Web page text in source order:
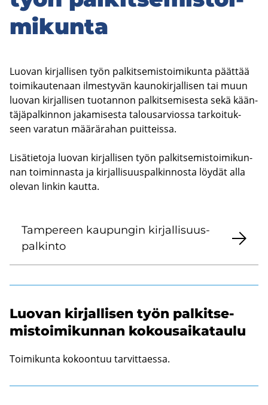
mi­kun­ta
Luo­van kir­jal­li­sen työn pal­kit­se­mis­toi­mi­kun­ta päät­tää
toi­mi­kau­te­naan il­mes­ty­vän kau­no­kir­jal­li­sen tai muun
luo­van kir­jal­li­sen tuo­tan­non pal­kit­se­mi­ses­ta sekä kään­
tä­jä­pal­kin­non ja­ka­mi­ses­ta ta­lous­ar­vios­sa tar­koi­tuk­
seen va­ra­tun mää­rä­ra­han puit­teis­sa.
Li­sä­tie­to­ja luo­van kir­jal­li­sen työn pal­kit­se­mis­toi­mi­kun­
nan toi­min­nas­ta ja kir­jal­li­suus­pal­kin­nos­ta löy­dät alla
ole­van lin­kin kaut­ta.
Tam­pe­reen kau­pun­gin kir­jal­li­suus­
pal­kin­to
Luo­van kir­jal­li­sen työn pal­kit­se­
mis­toi­mi­kun­nan ko­kousai­ka­tau­lu
Toi­mi­kun­ta ko­koon­tuu tar­vit­taes­sa.